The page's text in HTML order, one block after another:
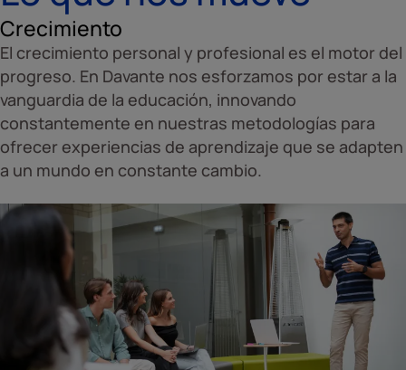
Crecimiento
El crecimiento personal y profesional es el motor del
progreso. En Davante nos esforzamos por estar a la
vanguardia de la educación, innovando
constantemente en nuestras metodologías para
ofrecer experiencias de aprendizaje que se adapten
a un mundo en constante cambio.